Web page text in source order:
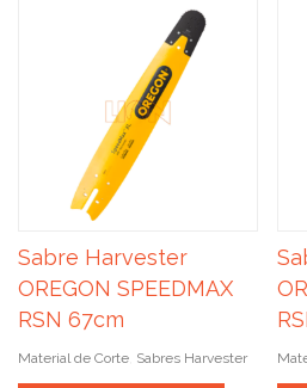
Sabre Harvester
OREGON SPEEDMAX
RSN 67cm
Material de Corte Sabres Harvester